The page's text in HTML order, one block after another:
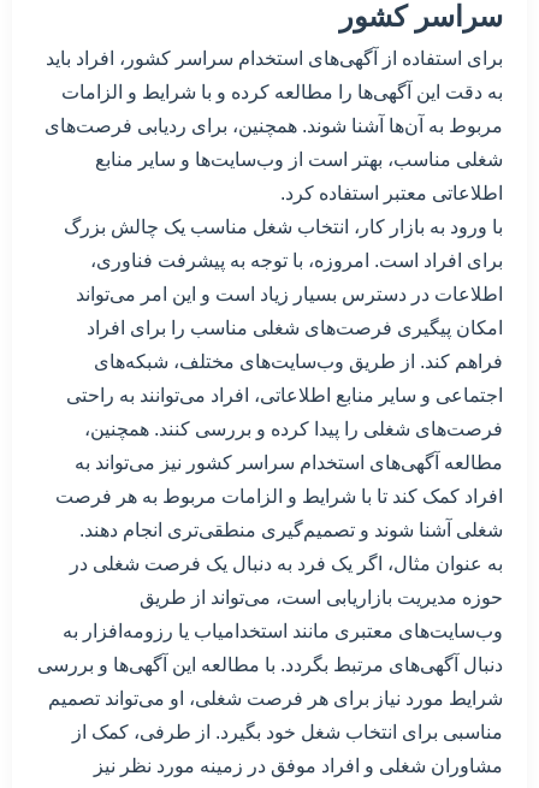
سراسر کشور
برای استفاده از آگهی‌های استخدام سراسر کشور، افراد باید
به دقت این آگهی‌ها را مطالعه کرده و با شرایط و الزامات
مربوط به آن‌ها آشنا شوند. همچنین، برای ردیابی فرصت‌های
شغلی مناسب، بهتر است از وب‌سایت‌ها و سایر منابع
اطلاعاتی معتبر استفاده کرد.
با ورود به بازار کار، انتخاب شغل مناسب یک چالش بزرگ
برای افراد است. امروزه، با توجه به پیشرفت فناوری،
اطلاعات در دسترس بسیار زیاد است و این امر می‌تواند
امکان پیگیری فرصت‌های شغلی مناسب را برای افراد
فراهم کند. از طریق وب‌سایت‌های مختلف، شبکه‌های
اجتماعی و سایر منابع اطلاعاتی، افراد می‌توانند به راحتی
فرصت‌های شغلی را پیدا کرده و بررسی کنند. همچنین،
مطالعه آگهی‌های استخدام سراسر کشور نیز می‌تواند به
افراد کمک کند تا با شرایط و الزامات مربوط به هر فرصت
شغلی آشنا شوند و تصمیم‌گیری منطقی‌تری انجام دهند.
به عنوان مثال، اگر یک فرد به دنبال یک فرصت شغلی در
حوزه مدیریت بازاریابی است، می‌تواند از طریق
وب‌سایت‌های معتبری مانند استخدامیاب یا رزومه‌افزار به
دنبال آگهی‌های مرتبط بگردد. با مطالعه این آگهی‌ها و بررسی
شرایط مورد نیاز برای هر فرصت شغلی، او می‌تواند تصمیم
مناسبی برای انتخاب شغل خود بگیرد. از طرفی، کمک از
مشاوران شغلی و افراد موفق در زمینه مورد نظر نیز